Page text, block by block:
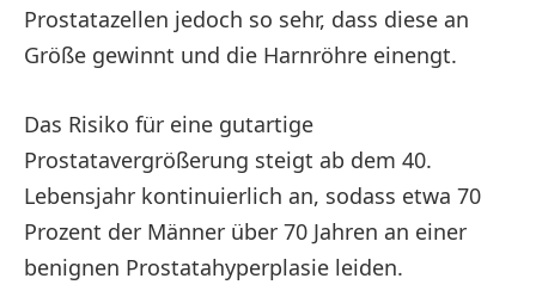
Prostatazellen jedoch so sehr, dass diese an
Größe gewinnt und die Harnröhre einengt.
Das Risiko für eine gutartige
Prostatavergrößerung steigt ab dem 40.
Lebensjahr kontinuierlich an, sodass etwa 70
Prozent der Männer über 70 Jahren an einer
benignen Prostatahyperplasie leiden.